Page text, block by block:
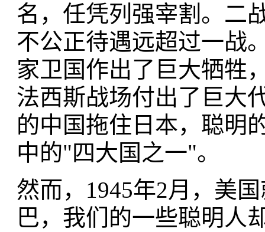
名，任凭列强宰割。二
不公正待遇远超过一战
家卫国作出了巨大牺牲
法西斯战场付出了巨大
的中国拖住日本，聪明
中的"四大国之一"。
然而，1945年2月，美
巴，我们的一些聪明人